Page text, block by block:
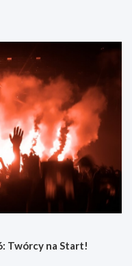
Twórcy na Start!